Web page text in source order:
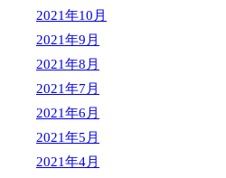
2021年10月
2021年9月
2021年8月
2021年7月
2021年6月
2021年5月
2021年4月